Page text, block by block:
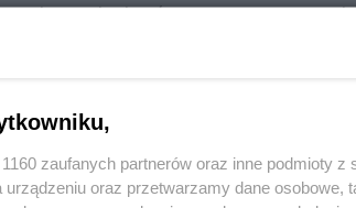
obiekty (tj. powyżej 60 tys.
się galerie duże (od 40 tys. mkw.
centra i galerie mniejsze,
miejsca zamieszkania, oferujące
zaufanych partnerów oraz inne podmioty
urządzeniu oraz przetwarzamy dane osobowe,